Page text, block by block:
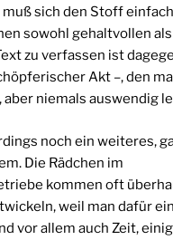
sich den Stoff
sowohl gehaltvollen
zu verfassen ist
Akt –, den
niemals auswendig
noch ein weiteres,
Die Rädchen im
kommen oft
weil man dafür
vor allem auch Zeit,